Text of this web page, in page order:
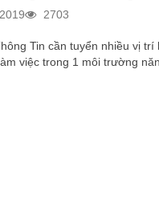
2703
Tin cần tuyển nhiều vị
việc trong 1 môi trường